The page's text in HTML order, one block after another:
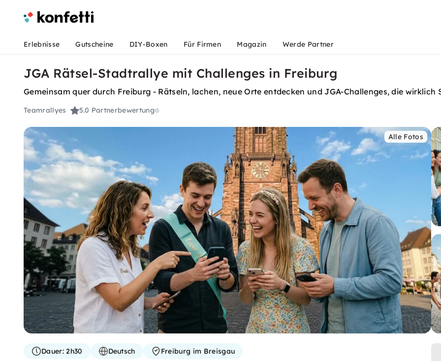
Erlebnisse Gutscheine DIY-Boxen Für Firmen Magazin Werde Partner
JGA Rätsel-Stadtrallye mit Challenges in Freiburg
Gemeinsam quer durch Freiburg - Rätseln, lachen, neue Orte entdecken und JGA-Challenges, die wirklich
Teamrallyes 5.0 Partnerbewertung
Alle Fotos
Dauer:2h30 Deutsch Freiburg im Breisgau